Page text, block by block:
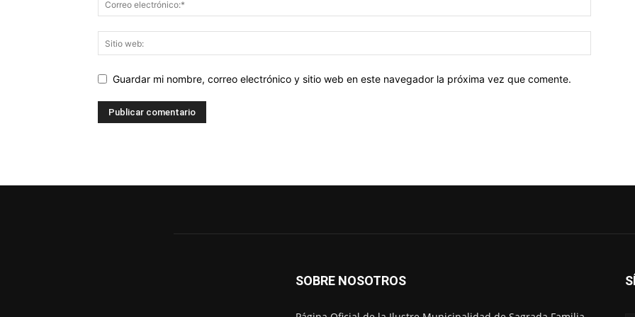
Guardar mi nombre, correo electrónico y sitio web en este navegador la próxima vez que comente.
SOBRE NOSOTROS